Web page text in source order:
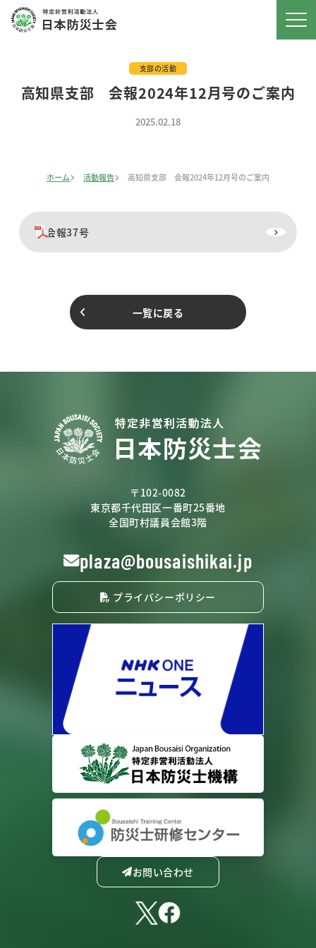
支部の活動
高知県支部 会報2024年12月号のご案内
2025.02.18
ホーム 活動報告 高知県支部 会報2024年12月号のご案内
会報37号
一覧に戻る
〒102-0082
東京都千代田区一番町25番地
全国町村議員会館3階
plaza@bousaishikai.jp
プライバシーポリシー
お問い合わせ